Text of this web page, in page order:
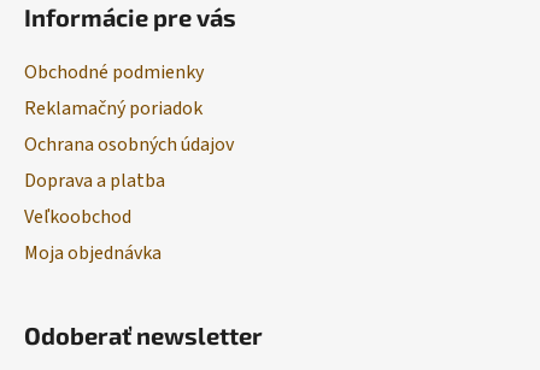
Informácie pre vás
Obchodné podmienky
Reklamačný poriadok
Ochrana osobných údajov
Doprava a platba
Veľkoobchod
Moja objednávka
Odoberať newsletter